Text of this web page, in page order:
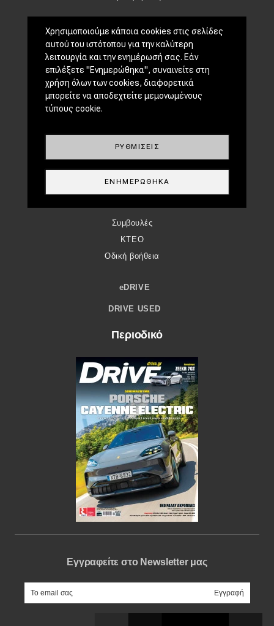
CLASSIC
Νέα
Παρουσιάσεις
DRIVE AWAY
ΜΕΤΑΧΕΙΡΙΣΜΈΝΟ
Συμβουλές
Συμβουλές
ΚΤΕΟ
Οδική βοήθεια
eDRIVE
DRIVE USED
Περιοδικό
Εγγραφείτε στο Newsletter μας
e-mail
Χρησιμοποιούμε κάποια cookies στις σελίδες
αυτού του ιστότοπου για την καλύτερη
λειτουργία και την ενημέρωσή σας. Εάν
επιλέξετε "Ενημερώθηκα", συναινείτε στη
χρήση όλων των cookies, διαφορετικά
μπορείτε να αποδεχτείτε μεμονωμένους
τύπους cookie.
ΡΥΘΜΊΣΕΙΣ
ΕΝΗΜΕΡΏΘΗΚΑ